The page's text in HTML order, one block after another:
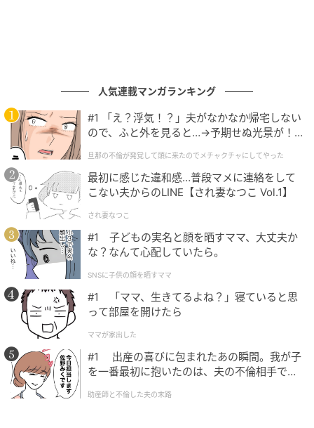
ルで優美なオーラを振りまいていた。
人気連載マンガランキング
#1 「え？浮気！？」夫がなかなか帰宅しない
ので、ふと外を見ると…→予期せぬ光景が！
クチャにしてやった
旦那の不倫が発覚して頭に来たのでメチャクチャにしてやった
最初に感じた違和感…普段マメに連絡をして
こない夫からのLINE【され妻なつこ Vol.1】
され妻なつこ
#1 子どもの実名と顔を晒すママ、大丈夫か
な？なんて心配していたら。
SNSに子供の顔を晒すママ
#1 「ママ、生きてるよね？」寝ていると思
って部屋を開けたら
ママが家出した
#1 出産の喜びに包まれたあの瞬間。我が子
を一番最初に抱いたのは、夫の不倫相手でし
助産師と不倫した夫の末路